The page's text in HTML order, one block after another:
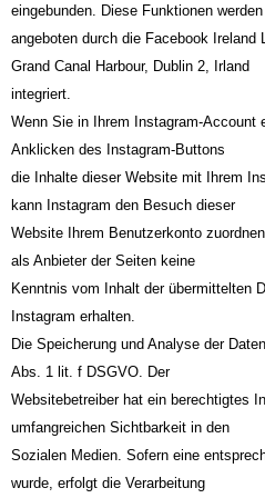
eingebunden. Diese Funktionen werden
angeboten durch die Facebook Ireland
Grand Canal Harbour, Dublin 2, Irland
integriert.
Wenn Sie in Ihrem Instagram-Account
Anklicken des Instagram-Buttons
die Inhalte dieser Website mit Ihrem
kann Instagram den Besuch dieser
Website Ihrem Benutzerkonto
als Anbieter der Seiten keine
Kenntnis vom Inhalt der übermittelten
Instagram erhalten.
Die Speicherung und Analyse der
Abs. 1 lit. f DSGVO. Der
Websitebetreiber hat ein berechtigtes
umfangreichen Sichtbarkeit in den
Sozialen Medien. Sofern eine
wurde, erfolgt die Verarbeitung